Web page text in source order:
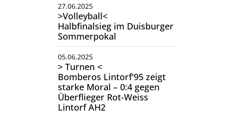
27.06.2025
>Volleyball<
Halbfinalsieg im Duisburger
Sommerpokal
05.06.2025
> Turnen <
Bomberos Lintorf'95 zeigt
starke Moral – 0:4 gegen
Überflieger Rot-Weiss
Lintorf AH2